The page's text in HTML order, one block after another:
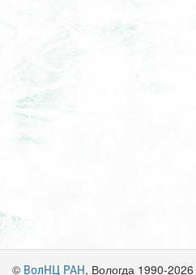
© ВолНЦ РАН, Вологда 1990-2026